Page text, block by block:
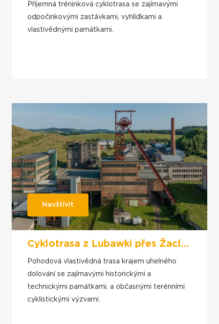
Příjemná tréninková cyklotrasa se zajímavými
odpočinkovými zastávkami, vyhlídkami a
vlastivědnými památkami.
Navštívit
Cyklotrasa z Lubawki přes Žacléř do Poříčí
Pohodová vlastivědná trasa krajem uhelného
dolování se zajímavými historickými a
technickými památkami, a občasnými terénními
cyklistickými výzvami.